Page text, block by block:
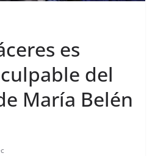
es
del
María Belén